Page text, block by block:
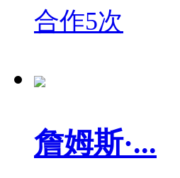
合作5次
詹姆斯·...